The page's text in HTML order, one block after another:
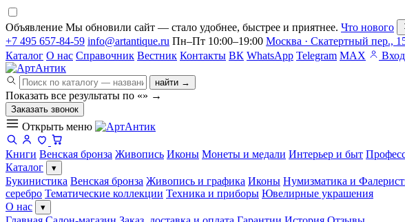
Объявление Мы обновили сайт — стало удобнее, быстрее и приятнее. Что нового
+7 495 657-84-59 info@artantique.ru Пн–Пт 10:00–19:00 Москва · Скатертный пер.,
Каталог О нас Справочник Вестник Контакты ВК WhatsApp Telegram MAX Вход
найти →
Показать все результаты по «» →
Заказать звонок
Открыть меню
Книги Венская бронза Живопись Иконы Монеты и медали Интерьер и быт
Каталог
▾
Букинистика Венская бронза Живопись и графика Иконы Нумизматика и
серебро Тематические коллекции Техника и приборы Ювелирные украшения
О нас
▾